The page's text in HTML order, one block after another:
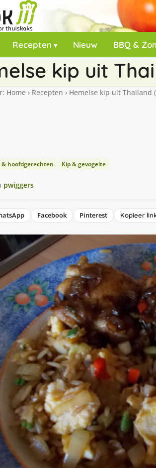
Recepten Nieuw BBQ &
kip uit
Home › Recepten › Hemelse kip uit Thailand
hoofdgerechten Kip & gevogelte
pwiggers
Facebook Pinterest Kopieer